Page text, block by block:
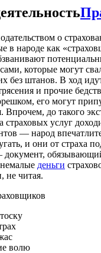
о
в народе как
которые могут
без штанов. В ход
и прочие
его могут
Впрочем, до такого
страховых услуг
— народ
и они от страха
,
деньги
не читая.
волю